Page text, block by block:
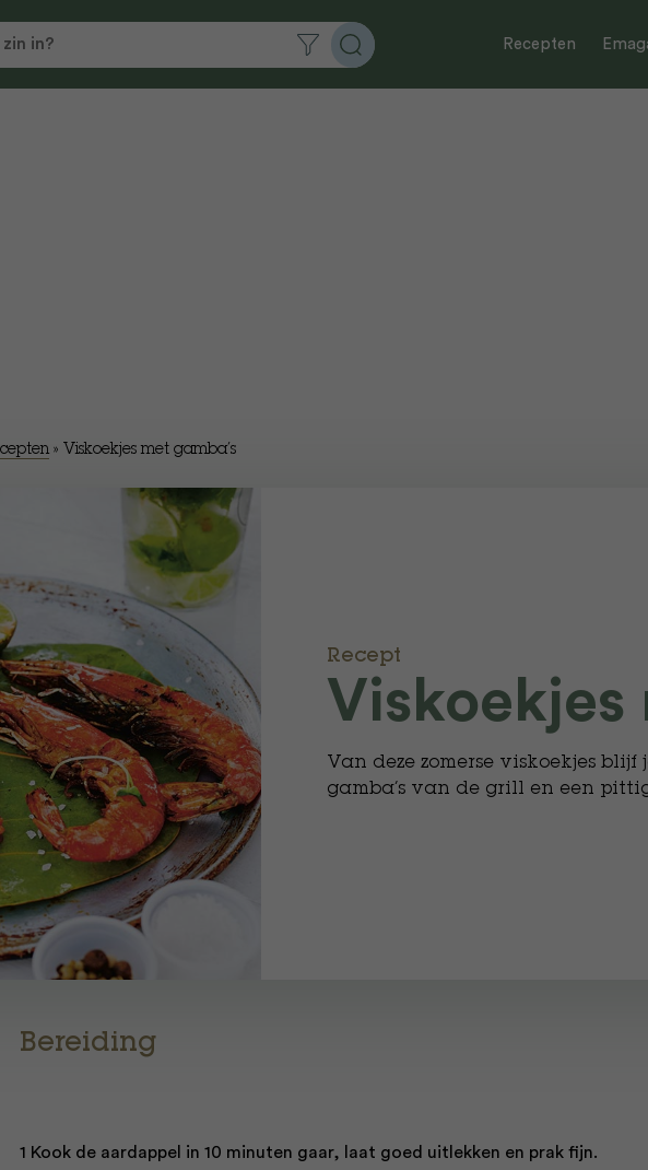
Recepten
» Viskoekjes met gamba’s
Recept
Viskoekjes
Van deze zomerse viskoekjes blijf
gamba’s van de grill en een
Bereiding
1 Kook de aardappel in 10 minuten gaar, laat goed uitlekken en prak fijn.